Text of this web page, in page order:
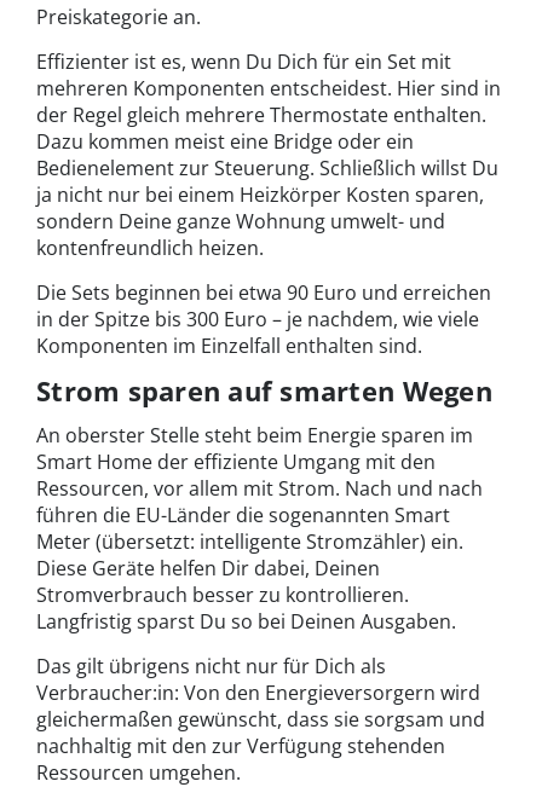
Preiskategorie an.
Effizienter ist es, wenn Du Dich für ein Set mit
mehreren Komponenten entscheidest. Hier sind in
der Regel gleich mehrere Thermostate enthalten.
Dazu kommen meist eine Bridge oder ein
Bedienelement zur Steuerung. Schließlich willst Du
ja nicht nur bei einem Heizkörper Kosten sparen,
sondern Deine ganze Wohnung umwelt- und
kontenfreundlich heizen.
Die Sets beginnen bei etwa 90 Euro und erreichen
in der Spitze bis 300 Euro – je nachdem, wie viele
Komponenten im Einzelfall enthalten sind.
Strom sparen auf smarten Wegen
An oberster Stelle steht beim Energie sparen im
Smart Home der effiziente Umgang mit den
Ressourcen, vor allem mit Strom. Nach und nach
führen die EU-Länder die sogenannten Smart
Meter (übersetzt: intelligente Stromzähler) ein.
Diese Geräte helfen Dir dabei, Deinen
Stromverbrauch besser zu kontrollieren.
Langfristig sparst Du so bei Deinen Ausgaben.
Das gilt übrigens nicht nur für Dich als
Verbraucher:in: Von den Energieversorgern wird
gleichermaßen gewünscht, dass sie sorgsam und
nachhaltig mit den zur Verfügung stehenden
Ressourcen umgehen.